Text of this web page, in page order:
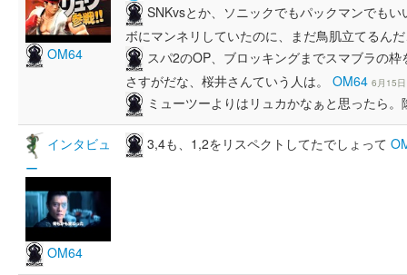
OM64
SNKvsとか、ソニックでもパックマンでも
ボにマンネリしていたのに、まだ鳥肌立てるん
スパ2のOP、ブロッキングまでスマブラの
さすがだな、桜井さんていう人は。 OM64 6月15日
ミューツーよりはリュカかなぁと思ったら
インタビュ
ー
OM64
3,4も、1,2をリスペクトしてたでしょって